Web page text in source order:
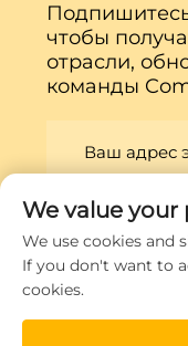
чтобы
отрасли,
команды
Авторские права ©
Политика
We value your
We use cookies and
If you don't want to
cookies.